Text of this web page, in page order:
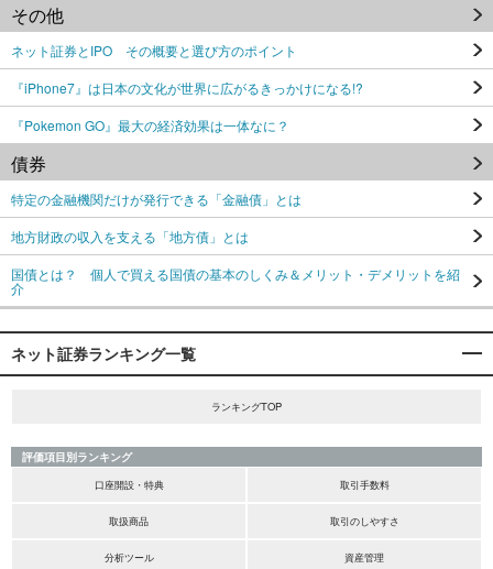
その他
ネット証券とIPO その概要と選び方のポイント
『iPhone7』は日本の文化が世界に広がるきっかけになる!?
『Pokemon GO』最大の経済効果は一体なに？
債券
特定の金融機関だけが発行できる「金融債」とは
地方財政の収入を支える「地方債」とは
国債とは？ 個人で買える国債の基本のしくみ＆メリット・デメリットを紹
介
ネット証券ランキング一覧
ランキングTOP
評価項目別ランキング
口座開設・特典
取引手数料
取扱商品 取引のしやすさ
分析ツール 資産管理